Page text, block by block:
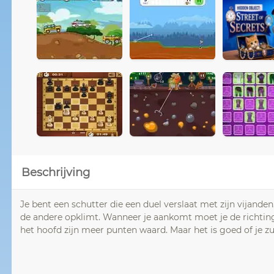
Beschrijving
Je bent een schutter die een duel verslaat met zijn
de andere opklimt. Wanneer je aankomt moet je de
het hoofd zijn meer punten waard. Maar het is goed of je